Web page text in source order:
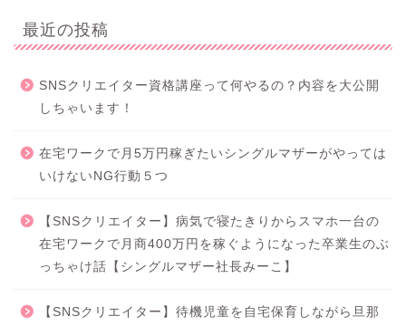
最近の投稿
SNSクリエイター資格講座って何やるの？内容を大公開
しちゃいます！
在宅ワークで月5万円稼ぎたいシングルマザーがやっては
いけないNG行動５つ
【SNSクリエイター】病気で寝たきりからスマホ一台の
在宅ワークで月商400万円を稼ぐようになった卒業生のぶ
っちゃけ話【シングルマザー社長みーこ】
【SNSクリエイター】待機児童を自宅保育しながら旦那